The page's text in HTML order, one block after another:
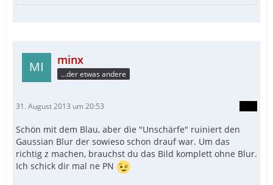
minx
...der etwas andere
31. August 2013 um 20:53
Schön mit dem Blau, aber die "Unschärfe" ruiniert den
Gaussian Blur der sowieso schon drauf war. Um das
richtig z machen, brauchst du das Bild komplett ohne Blur.
Ich schick dir mal ne PN